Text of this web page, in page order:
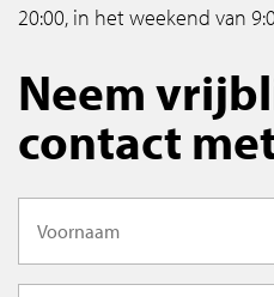
20:00, in het weekend van
Neem
contact